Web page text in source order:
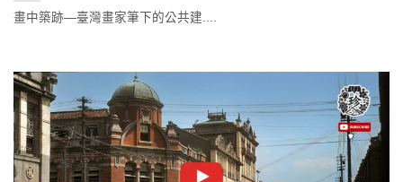
畫中築跡—臺灣畫家筆下的公共建....